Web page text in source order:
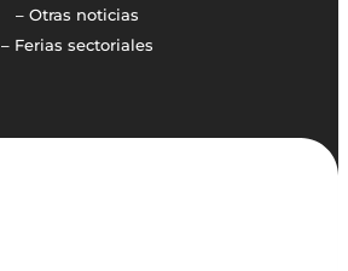
– Otras noticias
– Ferias sectoriales